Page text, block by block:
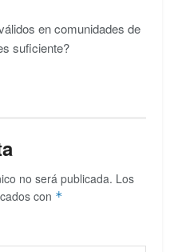
en comunidades de
suficiente?
no será publicada. Los
con *